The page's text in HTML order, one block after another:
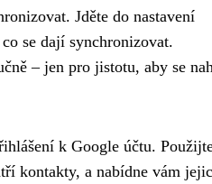
Jděte do nastavení
se dají synchronizovat.
– jen pro jistotu, aby se
k Google účtu.
kontakty, a nabídne vám